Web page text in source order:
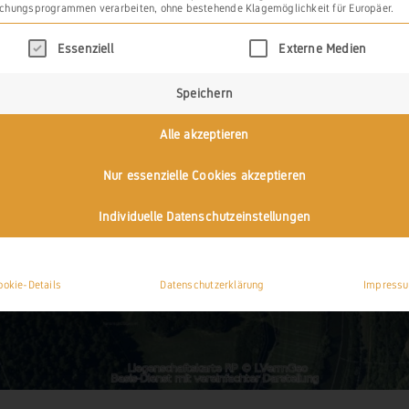
verarbeiten, ohne bestehende Klagemöglichkeit für Europäer.
eine Liste der Service-Gruppen, für die
Essenziell Externe Medien
Speichern
Alle akzeptieren
Nur essenzielle Cookies akzeptieren
Individuelle Datenschutzeinstellungen
Details Datenschutzerklärung